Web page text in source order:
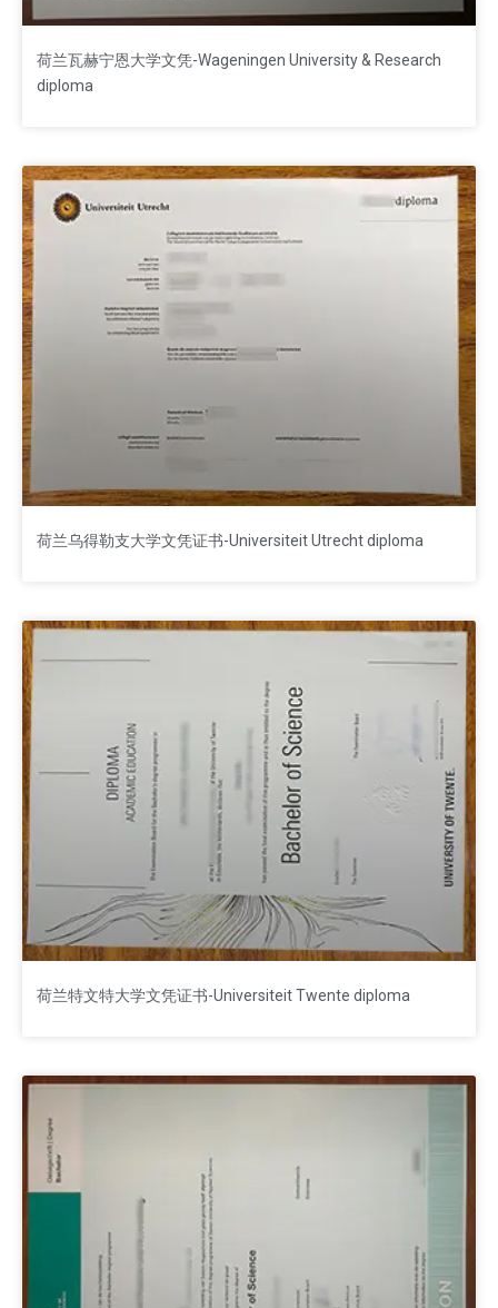
荷兰瓦赫宁恩大学文凭-Wageningen University & Research
diploma
荷兰乌得勒支大学文凭证书-Universiteit Utrecht diploma
荷兰特文特大学文凭证书-Universiteit Twente diploma